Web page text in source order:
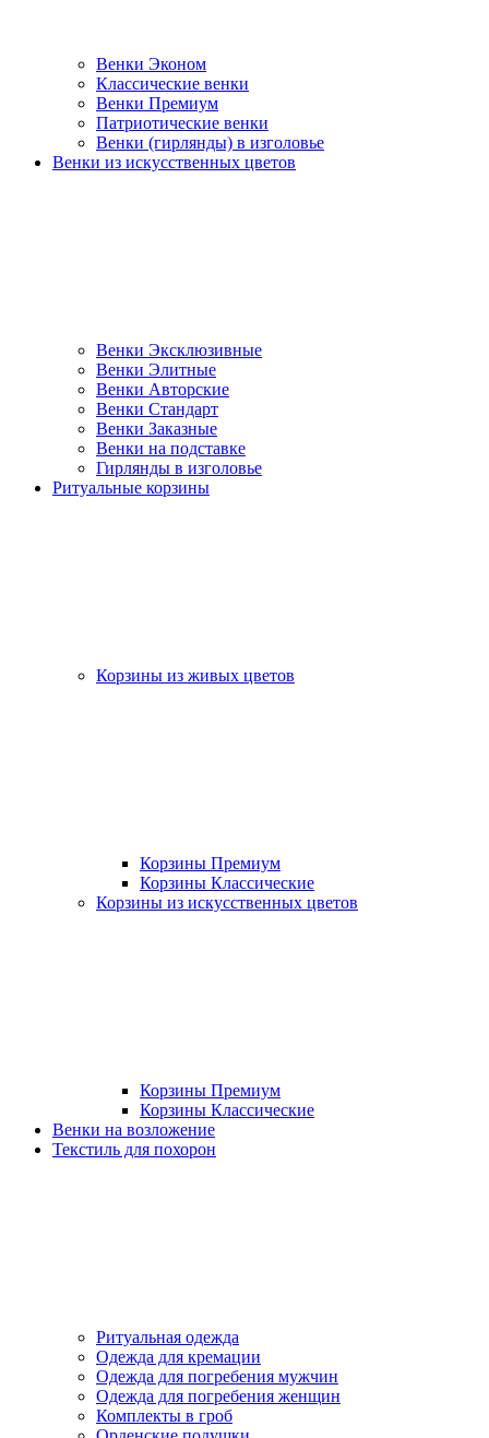
Венки Эконом
Классические венки
Венки Премиум
Патриотические венки
Венки (гирлянды) в изголовье
Венки из искусственных цветов
Венки Эксклюзивные
Венки Элитные
Венки Авторские
Венки Стандарт
Венки Заказные
Венки на подставке
Гирлянды в изголовье
Ритуальные корзины
Корзины из живых цветов
Корзины Премиум
Корзины Классические
Корзины из искусственных цветов
Корзины Премиум
Корзины Классические
Венки на возложение
Текстиль для похорон
Ритуальная одежда
Одежда для кремации
Одежда для погребения мужчин
Одежда для погребения женщин
Комплекты в гроб